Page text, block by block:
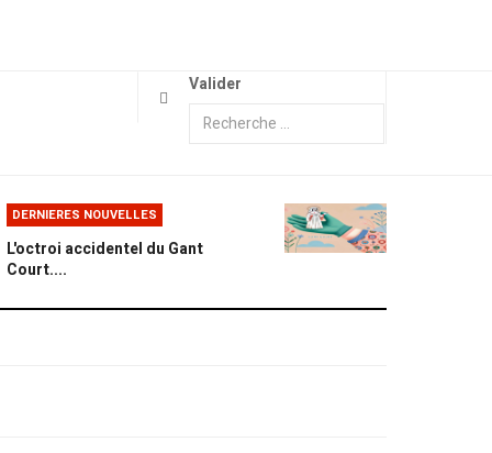
Valider
DERNIERES NOUVELLES
L'octroi accidentel du Gant
Court....